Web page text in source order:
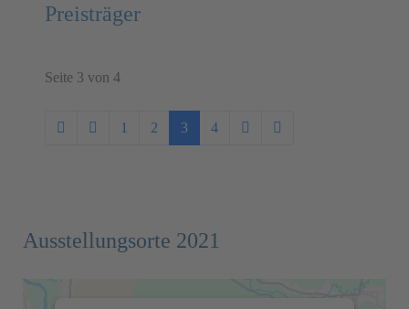
Preisträger
Seite 3 von 4
1 2 3 4
Ausstellungsorte 2021